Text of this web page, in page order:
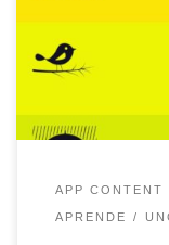
sonoros se
entre 0 y más
APP CONTENT
APRENDE